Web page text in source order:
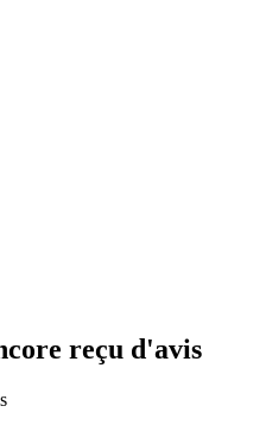
reçu d'avis